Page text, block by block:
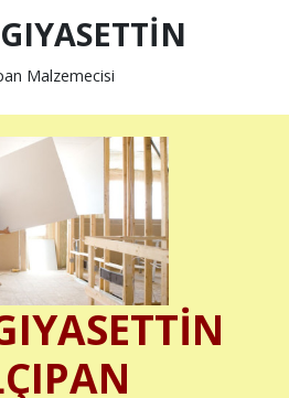
Malzemecisi